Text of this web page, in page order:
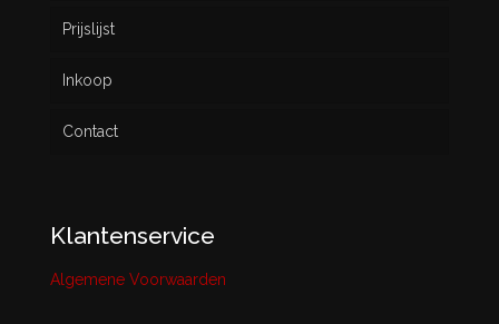
Prijslijst
Inkoop
Contact
Klantenservice
Algemene Voorwaarden